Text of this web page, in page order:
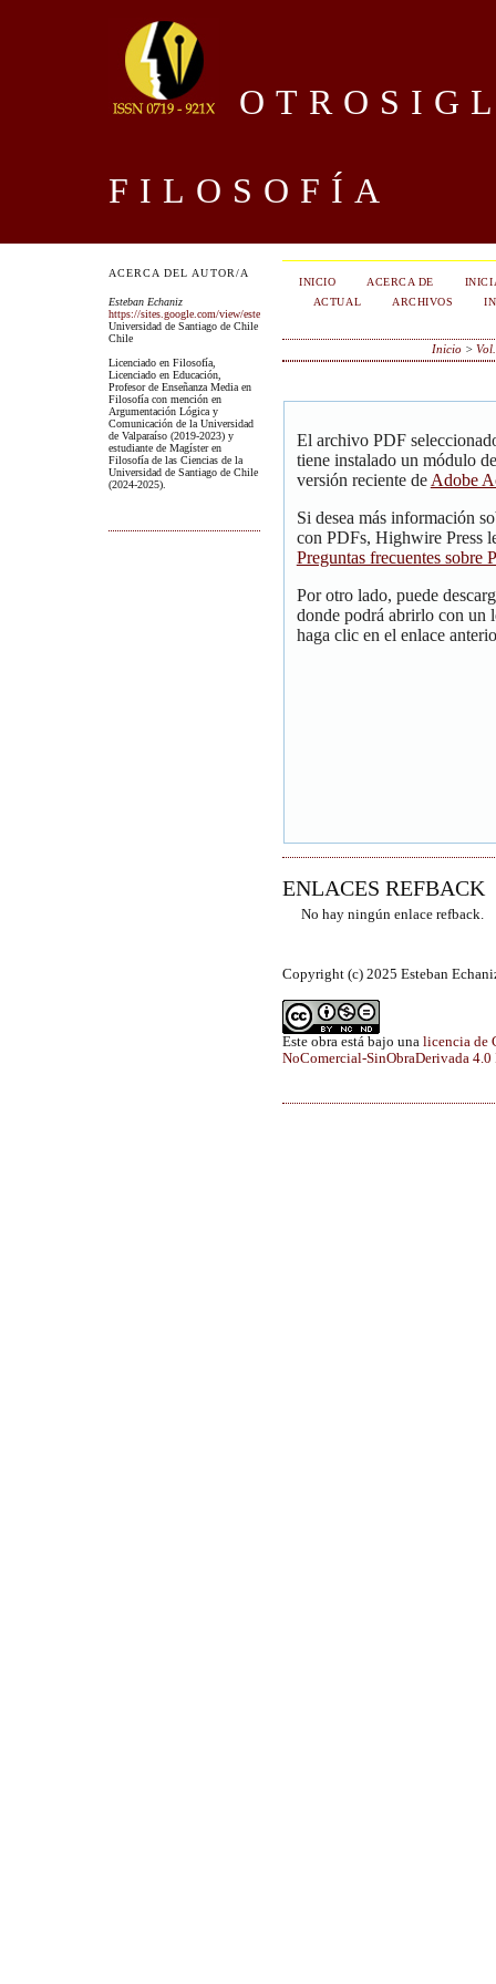
FILOSOFÍA
ACERCA DEL AUTOR/A
Esteban Echaniz
https://sites.google.com/view/estebanechaniz
Universidad de Santiago de Chile
Chile
Licenciado en Filosofía,
Licenciado en Educación,
Profesor de Enseñanza Media en
Filosofía con mención en
Argumentación Lógica y
Comunicación de la Universidad
de Valparaíso (2019-2023) y
estudiante de Magíster en
Filosofía de las Ciencias de la
Universidad de Santiago de Chile
(2024-2025).
INICIO ACERCA DE
ACTUAL
ARCHIVOS
Inicio>
El archivo PDF
tiene instalado un módulo
versión reciente de Adobe
Si desea más información
con PDFs, Highwire Press
Preguntas frecuentes sobre
Por otro lado, puede
donde podrá abrirlo con un
haga clic en el enlace
ENLACES REFBACK
No hay ningún enlace refback.
Copyright (c) 2025 Esteban
Este obra está bajo una licencia de
NoComercial-SinObraDerivada